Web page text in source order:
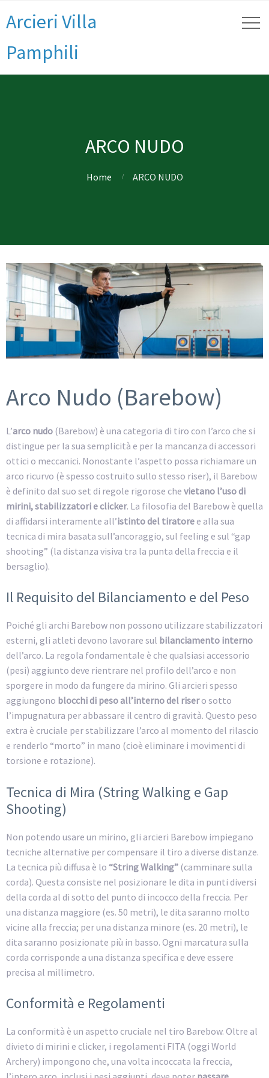
Arcieri Villa
Pamphili
ARCO NUDO
Home ARCO NUDO
Arco Nudo (Barebow)
L’arco nudo (Barebow) è una categoria di tiro con l’arco che si
distingue per la sua semplicità e per la mancanza di accessori
ottici o meccanici. Nonostante l’aspetto possa richiamare un
arco ricurvo (è spesso costruito sullo stesso riser), il Barebow
è definito dal suo set di regole rigorose che vietano l’uso di
mirini, stabilizzatori e clicker. La filosofia del Barebow è quella
di affidarsi interamente all’istinto del tiratore e alla sua
tecnica di mira basata sull’ancoraggio, sul feeling e sul “gap
shooting” (la distanza visiva tra la punta della freccia e il
bersaglio).
Il Requisito del Bilanciamento e del Peso
Poiché gli archi Barebow non possono utilizzare stabilizzatori
esterni, gli atleti devono lavorare sul bilanciamento interno
dell’arco. La regola fondamentale è che qualsiasi accessorio
(pesi) aggiunto deve rientrare nel profilo dell’arco e non
sporgere in modo da fungere da mirino. Gli arcieri spesso
aggiungono blocchi di peso all’interno del risero sotto
l’impugnatura per abbassare il centro di gravità. Questo peso
extra è cruciale per stabilizzare l’arco al momento del rilascio
e renderlo “morto” in mano (cioè eliminare i movimenti di
torsione e rotazione).
Tecnica di Mira (String Walking e Gap
Shooting)
Non potendo usare un mirino, gli arcieri Barebow impiegano
tecniche alternative per compensare il tiro a diverse distanze.
La tecnica più diffusa è lo “String Walking” (camminare sulla
corda). Questa consiste nel posizionare le dita in punti diversi
della corda al di sotto del punto di incocco della freccia. Per
una distanza maggiore (es. 50 metri), le dita saranno molto
vicine alla freccia; per una distanza minore (es. 20 metri), le
dita saranno posizionate più in basso. Ogni marcatura sulla
corda corrisponde a una distanza specifica e deve essere
precisa al millimetro.
Conformità e Regolamenti
La conformità è un aspetto cruciale nel tiro Barebow. Oltre al
divieto di mirini e clicker, i regolamenti FITA (oggi World
Archery) impongono che, una volta incoccata la freccia,